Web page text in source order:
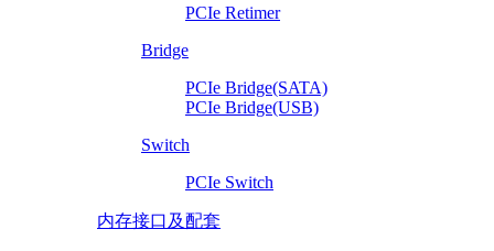
PCIe Retimer
Bridge
PCIe Bridge(SATA)
PCIe Bridge(USB)
Switch
PCIe Switch
内存接口及配套